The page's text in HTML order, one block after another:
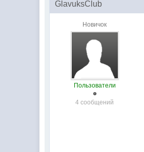
GlavuksClub
Новичок
Пользователи
4 сообщений